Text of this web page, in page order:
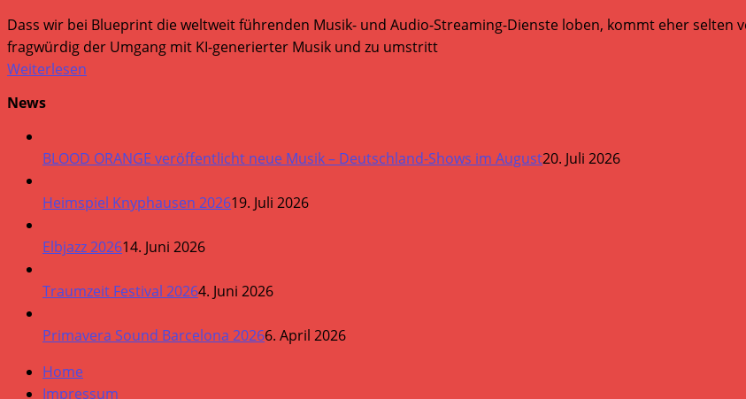
Dass wir bei Blueprint die weltweit führenden Musik- und Audio-Streaming-Dienste loben, kommt eher selten
fragwürdig der Umgang mit KI-generierter Musik und zu umstritt
Weiterlesen
News
BLOOD ORANGE veröffentlicht neue Musik – Deutschland-Shows im August20. Juli 2026
Heimspiel Knyphausen 202619. Juli 2026
Elbjazz 202614. Juni 2026
Traumzeit Festival 20264. Juni 2026
Primavera Sound Barcelona 20266. April 2026
Home
Impressum